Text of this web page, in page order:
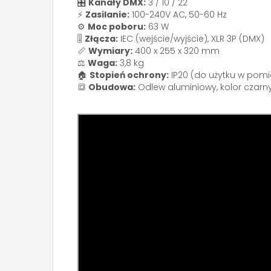
🎛️ Kanały DMX: 3 / 10 / 22
⚡ Zasilanie: 100-240V AC, 50-60 Hz
⚙️ Moc poboru: 63 W
🎚️ Złącza: IEC (wejście/wyjście), XLR 3P (DMX)
📏 Wymiary: 400 x 255 x 320 mm
⚖️ Waga: 3,8 kg
🏠 Stopień ochrony: IP20 (do użytku w
🔳 Obudowa: Odlew aluminiowy, kolor